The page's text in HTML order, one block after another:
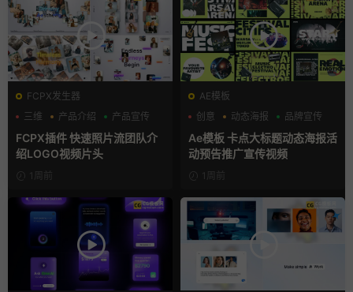
FCPX发生器
三维
产品介绍 产品宣传
FCPX插件 快速照片流团队介
绍LOGO视频片头
1周前
AE模板
创意
动态海报 品牌宣传
Ae模板 卡点大标题动态海报活
动预告推广宣传视频
1周前